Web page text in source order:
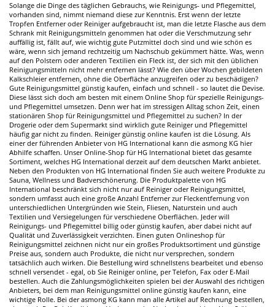
Solange die Dinge des täglichen Gebrauchs, wie Reinigungs- und Pflegemittel,
vorhanden sind, nimmt niemand diese zur Kenntnis. Erst wenn der letzte
Tropfen Entferner oder Reiniger aufgebraucht ist, man die letzte Flasche aus dem
Schrank mit Reinigungsmitteln genommen hat oder die Verschmutzung sehr
auffällig ist, fällt auf, wie wichtig gute Putzmittel doch sind und wie schön es
wäre, wenn sich jemand rechtzeitig um Nachschub gekümmert hätte. Was, wenn
auf den Polstern oder anderen Textilien ein Fleck ist, der sich mit den üblichen
Reinigungsmitteln nicht mehr entfernen lässt? Wie den über Wochen gebildeten
Kalkschleier entfernen, ohne die Oberfläche anzugreifen oder zu beschädigen?
Gute Reinigungsmittel günstig kaufen, einfach und schnell - so lautet die Devise.
Diese lässt sich doch am besten mit einem Online Shop für spezielle Reinigungs-
und Pflegemittel umsetzen. Denn wer hat im stressigen Alltag schon Zeit, einen
stationären Shop für Reinigungsmittel und Pflegemittel zu suchen? In der
Drogerie oder dem Supermarkt sind wirklich gute Reiniger und Pflegemittel
häufig gar nicht zu finden. Reiniger günstig online kaufen ist die Lösung. Als
einer der führenden Anbieter von HG International kann die asmong KG hier
Abhilfe schaffen. Unser Online-Shop für HG International bietet das gesamte
Sortiment, welches HG International derzeit auf dem deutschen Markt anbietet.
Neben den Produkten von HG International finden Sie auch weitere Produkte zu
Sauna, Wellness und Badverschönerung. Die Produktpalette von HG
International beschränkt sich nicht nur auf Reiniger oder Reinigungsmittel,
sondern umfasst auch eine große Anzahl Entferner zur Fleckentfernung von
unterschiedlichen Untergründen wie Stein, Fliesen, Naturstein und auch
Textilien und Versiegelungen für verschiedene Oberflächen. Jeder will
Reinigungs- und Pflegemittel billig oder günstig kaufen, aber dabei nicht auf
Qualität und Zuverlässigkeit verzichten. Einen guten Onlineshop für
Reinigungsmittel zeichnen nicht nur ein großes Produktsortiment und günstige
Preise aus, sondern auch Produkte, die nicht nur versprechen, sondern
tatsächlich auch wirken. Die Bestellung wird schnellstens bearbeitet und ebenso
schnell versendet - egal, ob Sie Reiniger online, per Telefon, Fax oder E-Mail
bestellen. Auch die Zahlungsmöglichkeiten spielen bei der Auswahl des richtigen
Anbieters, bei dem man Reinigungsmittel online günstig kaufen kann, eine
wichtige Rolle. Bei der asmong KG kann man alle Artikel auf Rechnung bestellen,